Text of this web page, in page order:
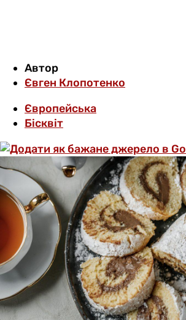
Автор
Євген Клопотенко
Європейська
Бісквіт